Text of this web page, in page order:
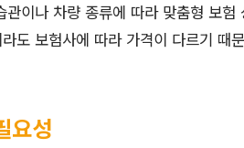
관이나 차량 종류에 따라 맞춤형 보험
도 보험사에 따라 가격이 다르기 때
요성